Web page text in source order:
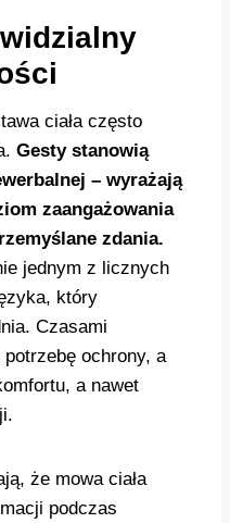
ciała często
Gesty stanowią
– wyrażają
zaangażowania
zdania.
jednym z licznych
który
Czasami
ochrony, a
a nawet
że mowa ciała
podczas